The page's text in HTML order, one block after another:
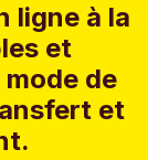
ligne à la
et
de
et